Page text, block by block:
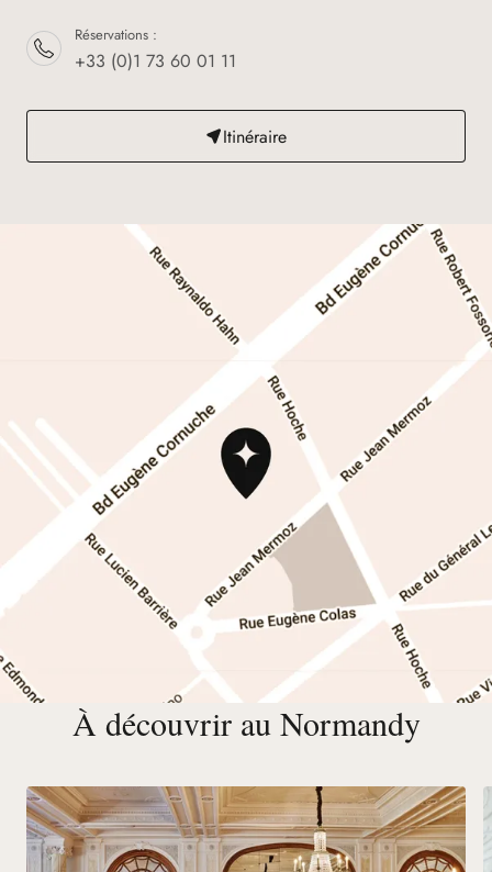
Réservations :
+33 (0)1 73 60 01 11
Itinéraire
À découvrir au Normandy